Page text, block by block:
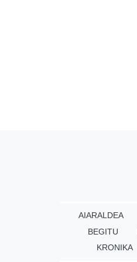
AIARALDEA
BEGITU
KRONIKA